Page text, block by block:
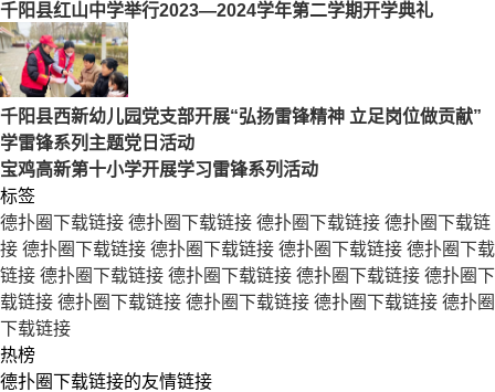
千阳县红山中学举行2023—2024学年第二学期开学典礼
千阳县西新幼儿园党支部开展“弘扬雷锋精神 立足岗位做贡献”
学雷锋系列主题党日活动
宝鸡高新第十小学开展学习雷锋系列活动
标签
德扑圈下载链接 德扑圈下载链接 德扑圈下载链接 德扑圈下载链
接 德扑圈下载链接 德扑圈下载链接 德扑圈下载链接 德扑圈下载
链接 德扑圈下载链接 德扑圈下载链接 德扑圈下载链接 德扑圈下
载链接 德扑圈下载链接 德扑圈下载链接 德扑圈下载链接 德扑圈
下载链接
热榜
德扑圈下载链接的友情链接